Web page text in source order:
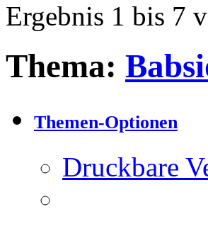
Ergebnis 1 bis 7
Thema:
Themen-Optionen
Druckbare